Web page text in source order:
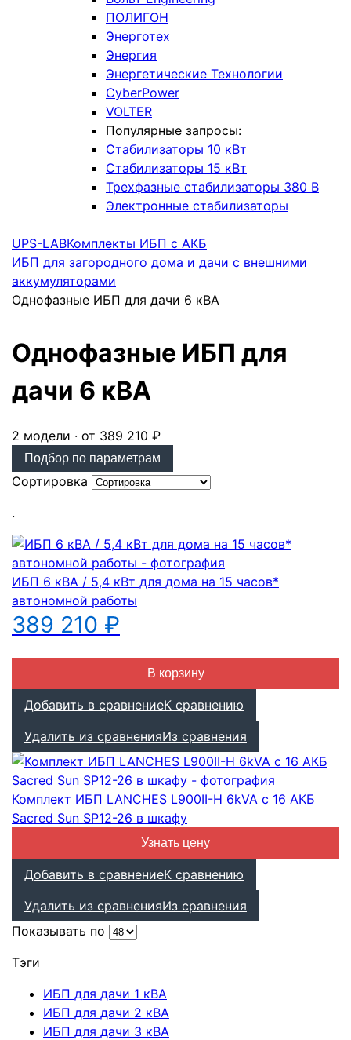
ПОЛИГОН
Энерготех
Энергия
Энергетические Технологии
CyberPower
VOLTER
Популярные запросы:
Стабилизаторы 10 кВт
Стабилизаторы 15 кВт
Трехфазные стабилизаторы 380 В
Электронные стабилизаторы
UPS-LABКомплекты ИБП с АКБ
ИБП для загородного дома и дачи с внешними
аккумуляторами
Однофазные ИБП для дачи 6 кВА
Однофазные ИБП для
дачи 6 кВА
2 модели · от 389 210 ₽
Подбор по параметрам
Сортировка
.
ИБП 6 кВА / 5,4 кВт для дома на 15 часов*
автономной работы
389 210 ₽
В корзину
Добавить в сравнениеК сравнению
Удалить из сравненияИз сравнения
Комплект ИБП LANCHES L900II-Н 6kVA с 16 АКБ
Sacred Sun SP12-26 в шкафу
Узнать цену
Добавить в сравнениеК сравнению
Удалить из сравненияИз сравнения
Показывать по
Тэги
ИБП для дачи 1 кВА
ИБП для дачи 2 кВА
ИБП для дачи 3 кВА